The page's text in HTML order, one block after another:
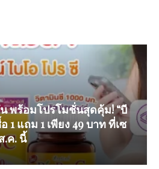
พร้อมโปรโมชั่นสุดคุ้ม! “บี
1 แถม 1 เพียง 49 บาท ที่เซ
.ค. นี้